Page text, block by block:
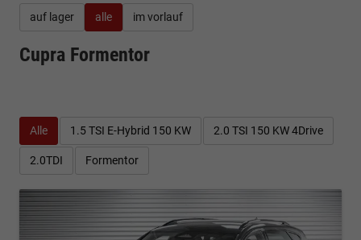
auf lager alle im vorlauf
Cupra Formentor
Alle 1.5 TSI E-Hybrid 150 KW 2.0 TSI 150 KW 4Drive
2.0TDI Formentor